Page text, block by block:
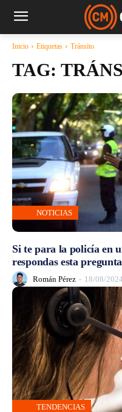
Inicio Etiquetas Tránsito
TAG:
NOTICIAS
Si te para la policía en
respondas esta pregunta
Román Pérez - 18/08/2024
TENDENCIAS